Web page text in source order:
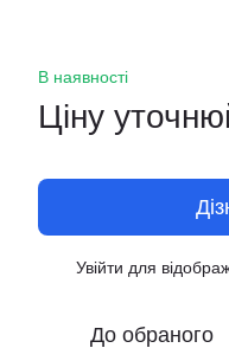
В наявності
Ціну
Увійти для
До обраного